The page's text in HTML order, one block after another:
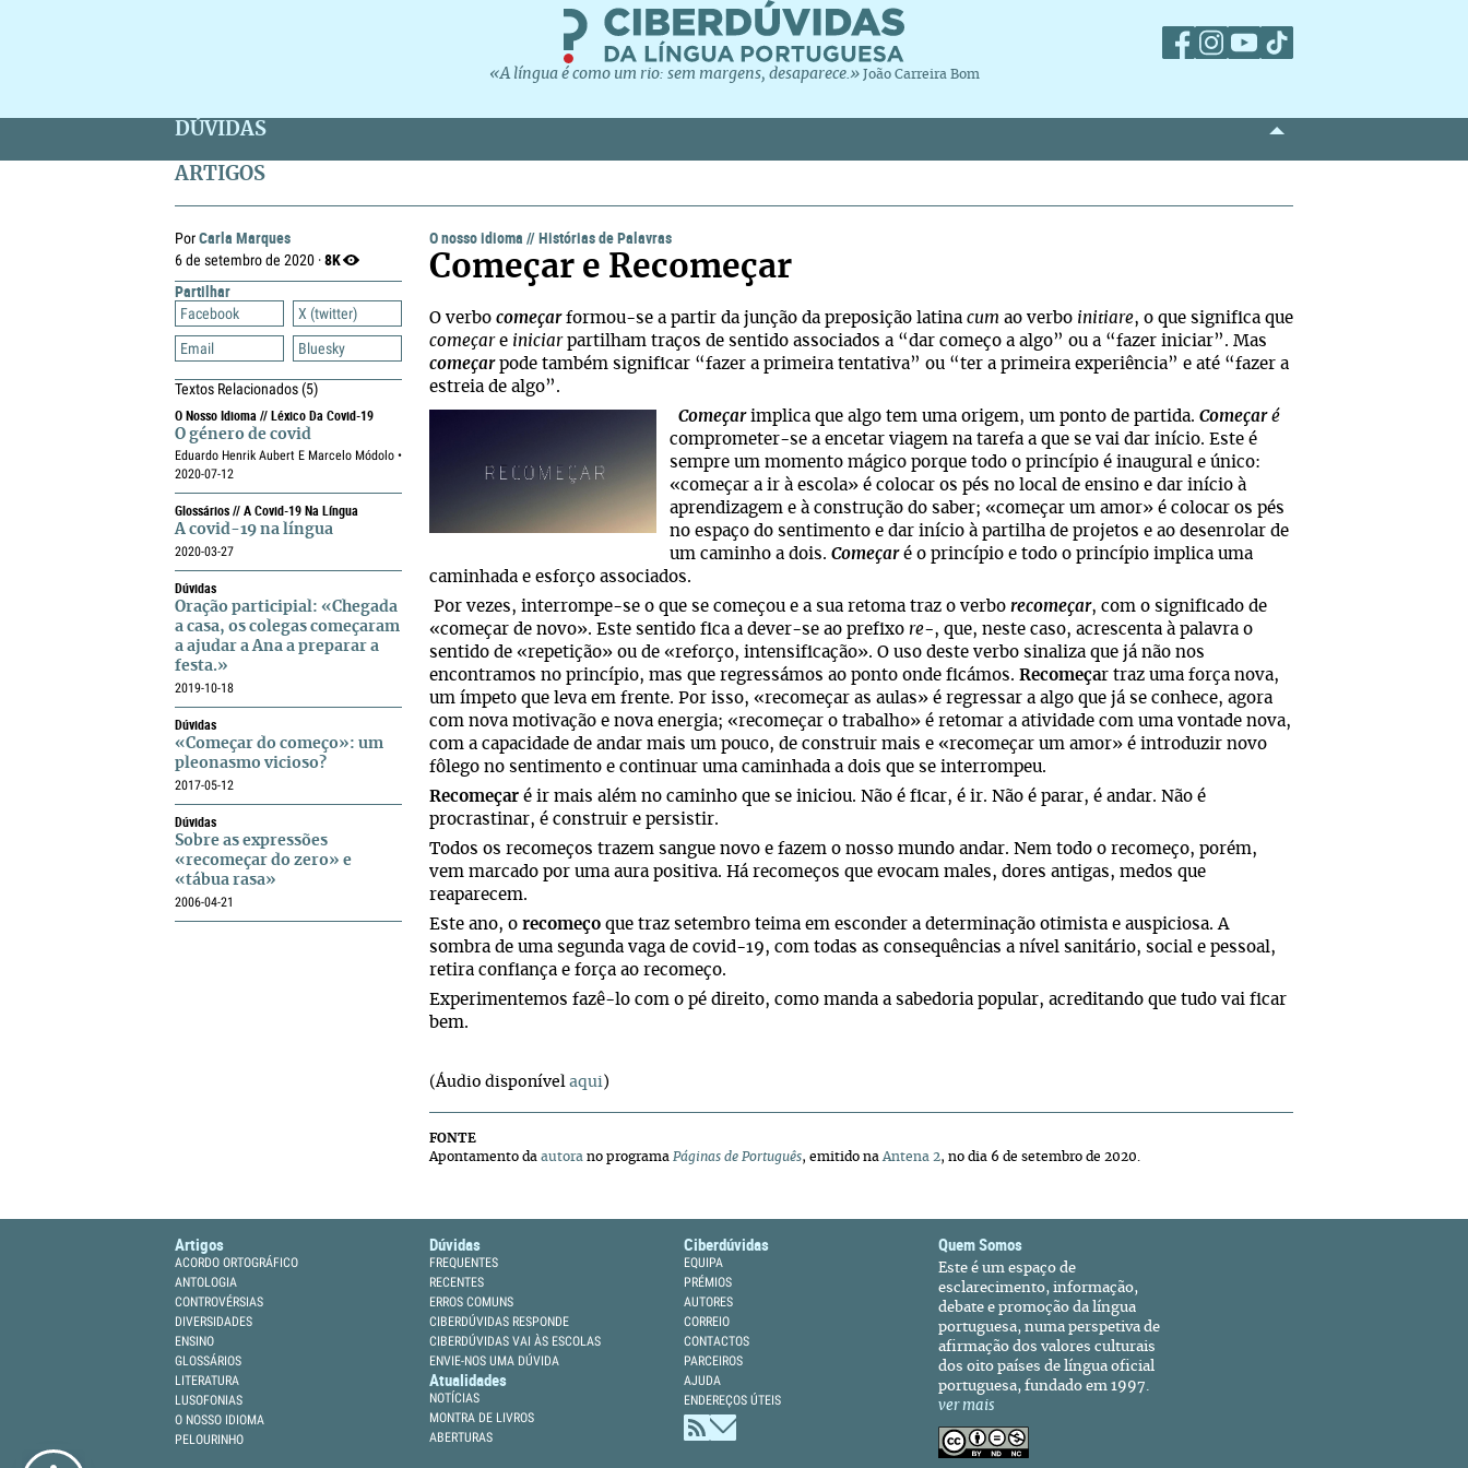
«A língua é como um rio: sem margens, desaparece.» João Carreira Bom
DÚVIDAS
ARTIGOS
PorCarla Marques
6 de setembro de 2020 ·8K
Partilhar
Facebook
X (twitter)
Email
Bluesky
Textos Relacionados(5)
O Nosso Idioma // Léxico Da Covid-19
O género de covid
Eduardo Henrik Aubert E Marcelo Módolo •
2020-07-12
Glossários // A Covid-19 Na Língua
A covid-19 na língua
2020-03-27
Dúvidas
Oração participial: «Chegada
a casa, os colegas começaram
a ajudar a Ana a preparar a
festa.»
2019-10-18
Dúvidas
«Começar do começo»: um
pleonasmo vicioso?
2017-05-12
Dúvidas
Sobre as expressões
«recomeçar do zero» e
«tábua rasa»
2006-04-21
O nosso idioma //Histórias de Palavras
Começar e Recomeçar
O verbo começarformou-se a partir da junção da preposição latina cum ao verbo initiare, o que significa que
começar e iniciarpartilham traços de sentido associados a “dar começo a algo” ou a “fazer iniciar”. Mas
começarpode também significar “fazer a primeira tentativa” ou “ter a primeira experiência” e até “fazer a
estreia de algo”.
Começarimplica que algo tem uma origem, um ponto de partida. Começaré
comprometer-se a encetar viagem na tarefa a que se vai dar início. Este é
sempre um momento mágico porque todo o princípio é inaugural e único:
«começar a ir à escola» é colocar os pés no local de ensino e dar início à
aprendizagem e à construção do saber; «começar um amor» é colocar os pés
no espaço do sentimento e dar início à partilha de projetos e ao desenrolar de
um caminho a dois. Começar é o princípio e todo o princípio implica uma
caminhada e esforço associados.
Por vezes, interrompe-se o que se começou e a sua retoma traz o verbo recomeçar, com o significado de
«começar de novo». Este sentido fica a dever-se ao prefixo re-, que, neste caso, acrescenta à palavra o
sentido de «repetição» ou de «reforço, intensificação». O uso deste verbo sinaliza que já não nos
encontramos no princípio, mas que regressámos ao ponto onde ficámos. Recomeçar traz uma força nova,
um ímpeto que leva em frente. Por isso, «recomeçar as aulas» é regressar a algo que já se conhece, agora
com nova motivação e nova energia; «recomeçar o trabalho» é retomar a atividade com uma vontade nova,
com a capacidade de andar mais um pouco, de construir mais e «recomeçar um amor» é introduzir novo
fôlego no sentimento e continuar uma caminhada a dois que se interrompeu.
Recomeçar é ir mais além no caminho que se iniciou. Não é ficar, é ir. Não é parar, é andar. Não é
procrastinar, é construir e persistir.
Todos os recomeços trazem sangue novo e fazem o nosso mundo andar. Nem todo o recomeço, porém,
vem marcado por uma aura positiva. Há recomeços que evocam males, dores antigas, medos que
reaparecem.
Este ano, o recomeço que traz setembro teima em esconder a determinação otimista e auspiciosa. A
sombra de uma segunda vaga de covid-19, com todas as consequências a nível sanitário, social e pessoal,
retira confiança e força ao recomeço.
Experimentemos fazê-lo com o pé direito, como manda a sabedoria popular, acreditando que tudo vai ficar
bem.
(Áudio disponível aqui)
FONTE
Apontamento da autora no programa Páginas de Português, emitido na Antena 2, no dia 6 de setembro de 2020.
Artigos
ACORDO ORTOGRÁFICO
ANTOLOGIA
CONTROVÉRSIAS
DIVERSIDADES
ENSINO
GLOSSÁRIOS
LITERATURA
LUSOFONIAS
O NOSSO IDIOMA
PELOURINHO
Dúvidas
FREQUENTES
RECENTES
ERROS COMUNS
CIBERDÚVIDAS RESPONDE
CIBERDÚVIDAS VAI ÀS ESCOLAS
ENVIE-NOS UMA DÚVIDA
Atualidades
NOTÍCIAS
MONTRA DE LIVROS
ABERTURAS
Ciberdúvidas
EQUIPA
PRÉMIOS
AUTORES
CORREIO
CONTACTOS
PARCEIROS
AJUDA
ENDEREÇOS ÚTEIS
Quem Somos
Este é um espaço de
esclarecimento, informação,
debate e promoção da língua
portuguesa, numa perspetiva de
afirmação dos valores culturais
dos oito países de língua oficial
portuguesa, fundado em 1997.
ver mais